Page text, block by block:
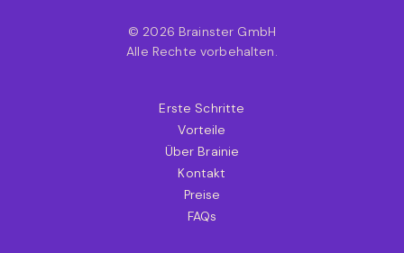
© 2026 Brainster GmbH
Alle Rechte vorbehalten.
Erste Schritte
Vorteile
Über Brainie
Kontakt
Preise
FAQs